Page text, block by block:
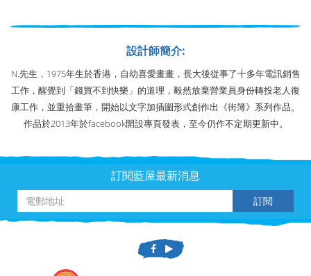
設計師簡介:
N.先生，1975年生於香港，自幼喜愛畫畫，長大後從事了十多年電訊銷售
工作，醒覺到「錢買不到快樂」的道理，毅然放棄營業員身份轉投老人復
康工作，並重拾畫筆，開始以文字加插圗形式創作出《街簿》系列作品。
作品於2013年於facebook開設專頁發表，至今仍作不定期更新中。
訂閱藍屋最新消息
訂閱